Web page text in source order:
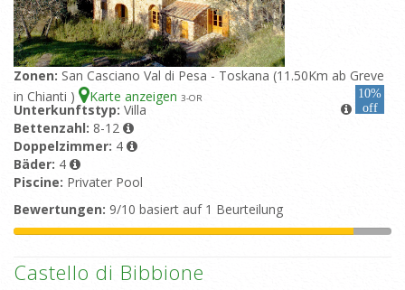
Zonen: San Casciano Val di Pesa - Toskana (11.50Km ab Greve
in Chianti )
Karte anzeigen 3-OR
10%
off
Unterkunftstyp: Villa
Bettenzahl: 8-12
Doppelzimmer: 4
Bäder: 4
Piscine: Privater Pool
Bewertungen: 9/10 basiert auf 1 Beurteilung
Castello di Bibbione